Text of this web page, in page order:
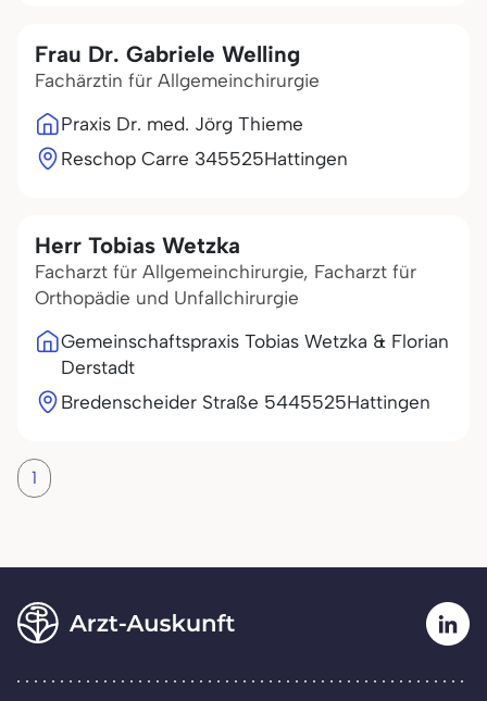
Frau Dr. Gabriele Welling
Fachärztin für Allgemeinchirurgie
Praxis Dr. med. Jörg Thieme
Reschop Carre 345525Hattingen
Herr Tobias Wetzka
Facharzt für Allgemeinchirurgie, Facharzt für
Orthopädie und Unfallchirurgie
Gemeinschaftspraxis Tobias Wetzka & Florian
Derstadt
Bredenscheider Straße 5445525Hattingen
1